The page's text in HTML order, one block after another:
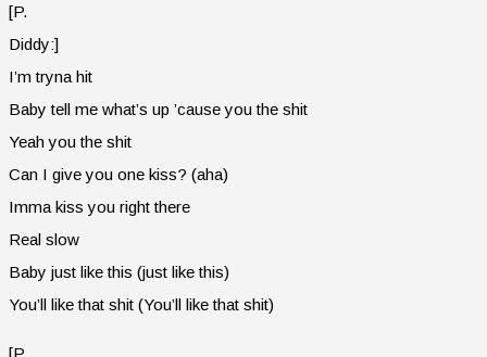
[P.
Diddy:]
I’m tryna hit
Baby tell me what’s up ’cause you the shit
Yeah you the shit
Can I give you one kiss? (aha)
Imma kiss you right there
Real slow
Baby just like this (just like this)
You’ll like that shit (You’ll like that shit)
[P.